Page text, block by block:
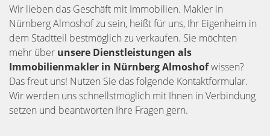
Wir lieben das Geschäft mit Immobilien. Makler in
Nürnberg Almoshof zu sein, heißt für uns, Ihr Eigenheim in
dem Stadtteil bestmöglich zu verkaufen. Sie möchten
mehr über unsere Dienstleistungen als
Immobilienmakler in Nürnberg Almoshofwissen?
Das freut uns! Nutzen Sie das folgende Kontaktformular.
Wir werden uns schnellstmöglich mit Ihnen in Verbindung
setzen und beantworten Ihre Fragen gern.